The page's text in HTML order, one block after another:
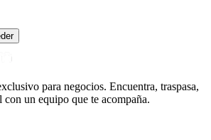
para negocios. Encuentra, traspasa,
un equipo que te acompaña.